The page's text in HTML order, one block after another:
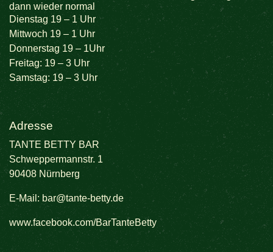
dann wieder normal
Dienstag 19 – 1 Uhr
Mittwoch 19 – 1 Uhr
Donnerstag 19 – 1Uhr
Freitag: 19 – 3 Uhr
Samstag: 19 – 3 Uhr
Adresse
TANTE BETTY BAR
Schweppermannstr. 1
90408 Nürnberg
E-Mail: bar@tante-betty.de
www.facebook.com/BarTanteBetty